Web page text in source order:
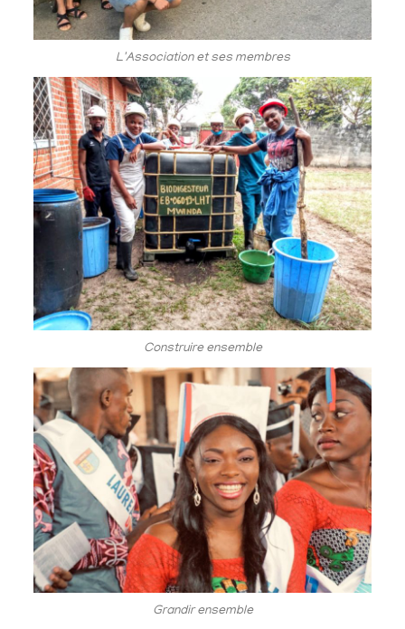
L'Association et ses membres
Construire ensemble
Grandir ensemble